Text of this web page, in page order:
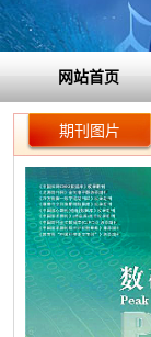
网站首页
期刊图片